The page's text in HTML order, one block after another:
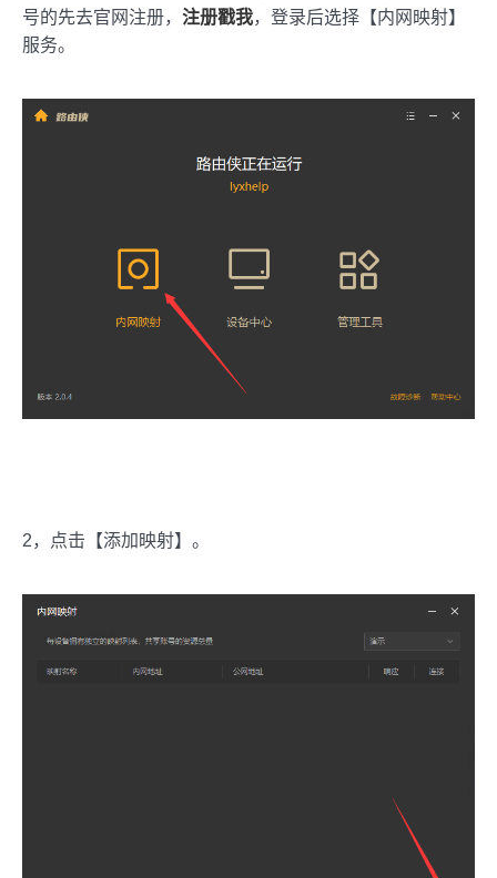
号的先去官网注册， 注册戳我，登录后选择【内网映射】
服务。
2，点击【添加映射】。